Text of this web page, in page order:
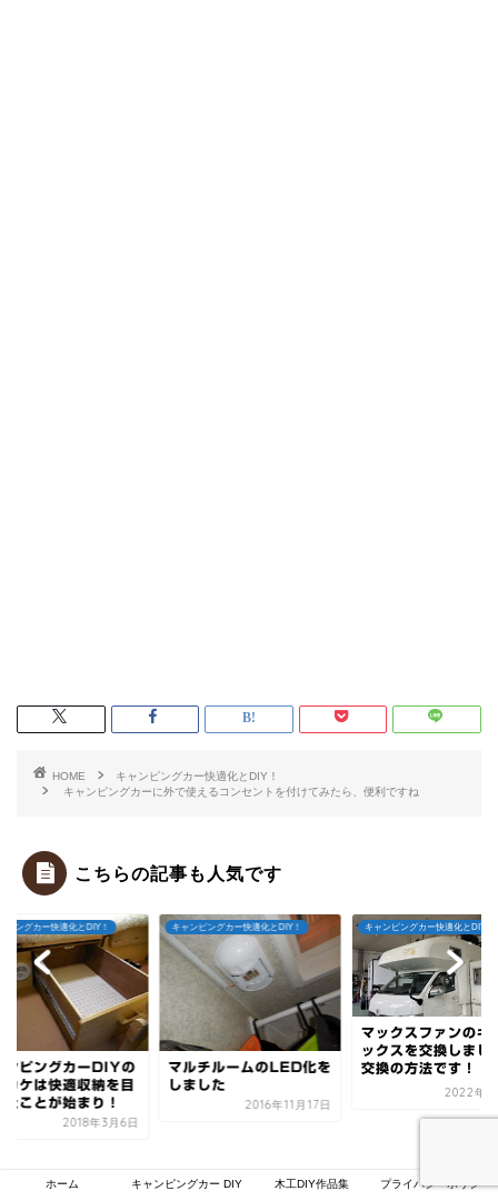
HOME
キャンピングカー快適化とDIY！
キャンピングカーに外で使えるコンセントを付けてみたら、便利ですね
こちらの記事も人気です
ピングカー快適化とDIY！
ンピングカーDIYの
カケは快適収納を目
たことが始まり！
2018年3月6日
キャンピングカー快適化とDIY！
マルチルームのLED化を
しました
2016年11月17日
キャンピングカー快適化とDIY！
マックスファンのギ
ックスを交換しまし
交換の方法です！
2022年6
ホーム キャンピングカー DIY 木工DIY作品集 プライバシーポリシー